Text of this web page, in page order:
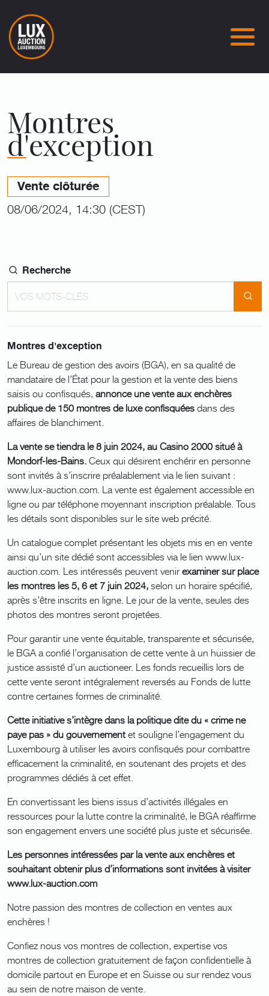
Montres
d'exception
Vente clôturée
08/06/2024, 14:30 (CEST)
Recherche
Montres d'exception
Le Bureau de gestion des avoirs (BGA), en sa qualité de
mandataire de l’État pour la gestion et la vente des biens
saisis ou confisqués, annonce une vente aux enchères
publique de 150 montres de luxe confisquéesdans des
affaires de blanchiment.
La vente se tiendra le 8 juin 2024, au Casino 2000 situé à
Mondorf-les-Bains.Ceux qui désirent enchérir en personne
sont invités à s’inscrire préalablement via le lien suivant :
www.lux-auction.com. La vente est également accessible en
ligne ou par téléphone moyennant inscription préalable. Tous
les détails sont disponibles sur le site web précité.
Un catalogue complet présentant les objets mis en en vente
ainsi qu’un site dédié sont accessibles via le lien www.lux-
auction.com. Les intéressés peuvent venirexaminer sur place
les montres les 5, 6 et 7 juin 2024,selon un horaire spécifié,
après s’être inscrits en ligne. Le jour de la vente, seules des
photos des montres seront projetées.
Pour garantir une vente équitable, transparente et sécurisée,
le BGA a confié l’organisation de cette vente à un huissier de
justice assisté d’un auctioneer. Les fonds recueillis lors de
cette vente seront intégralement reversés au Fonds de lutte
contre certaines formes de criminalité.
Cette initiative s’intègre dans la politique dite du « crime ne
paye pas » du gouvernementet souligne l’engagement du
Luxembourg à utiliser les avoirs confisqués pour combattre
efficacement la criminalité, en soutenant des projets et des
programmes dédiés à cet effet.
En convertissant les biens issus d’activités illégales en
ressources pour la lutte contre la criminalité, le BGA réaffirme
son engagement envers une société plus juste et sécurisée.
Les personnes intéressées par la vente aux enchères et
souhaitant obtenir plus d’informations sont invitées à visiter
www.lux-auction.com
Notre passion des montres de collection en ventes aux
enchères !
Confiez nous vos montres de collection, expertise vos
montres de collection gratuitement de façon confidentielle à
domicile partout en Europe et en Suisse ou sur rendez vous
au sein de notre maison de vente.